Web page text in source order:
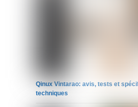
Qinux Vintarao: avis, tests et
techniques